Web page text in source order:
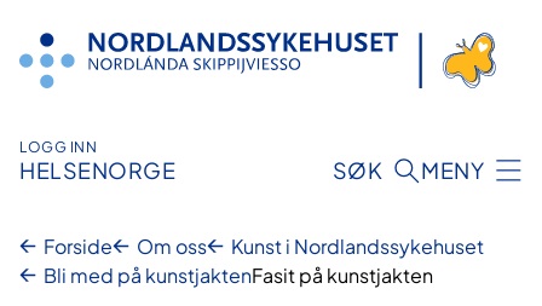
innhold
LOGG INN
HELSENORGE SØK MENY
Forside Om oss
Kunst i Nordlandssykehuset
Bli med på kunstjaktenFasit på kunstjakten